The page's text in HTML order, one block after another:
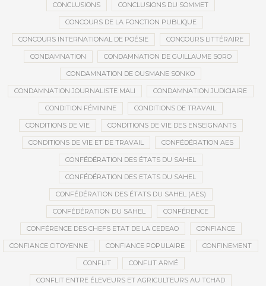
CONCLUSIONS CONCLUSIONS DU SOMMET
CONCOURS DE LA FONCTION PUBLIQUE
CONCOURS INTERNATIONAL DE POÉSIE CONCOURS LITTÉRAIRE
CONDAMNATION CONDAMNATION DE GUILLAUME SORO
CONDAMNATION DE OUSMANE SONKO
CONDAMNATION JOURNALISTE MALI CONDAMNATION JUDICIAIRE
CONDITION FÉMININE CONDITIONS DE TRAVAIL
CONDITIONS DE VIE CONDITIONS DE VIE DES ENSEIGNANTS
CONDITIONS DE VIE ET DE TRAVAIL CONFÉDÉRATION AES
CONFÉDÉRATION DES ÉTATS DU SAHEL
CONFÉDÉRATION DES ETATS DU SAHEL
CONFÉDÉRATION DES ÉTATS DU SAHEL (AES)
CONFÉDÉRATION DU SAHEL CONFÉRENCE
CONFÉRENCE DES CHEFS ETAT DE LA CEDEAO CONFIANCE
CONFIANCE CITOYENNE CONFIANCE POPULAIRE CONFINEMENT
CONFLIT CONFLIT ARMÉ
CONFLIT ENTRE ÉLEVEURS ET AGRICULTEURS AU TCHAD